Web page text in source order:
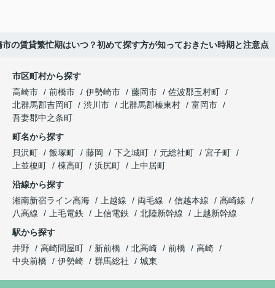
市の賃貸繁忙期はいつ？初めて探す方が知っておきたい時期と注意点
市区町村から探す
高崎市
前橋市 伊勢崎市 藤岡市
佐波郡玉村町
北群馬郡吉岡町
渋川市 北群馬郡榛東村
富岡市
吾妻郡中之条町
町名から探す
貝沢町
飯塚町 藤岡 下之城町 元総社町
宮子町
上並榎町
棟高町 浜尻町
上中居町
沿線から探す
湘南新宿ライン高海
上越線 両毛線 信越本線
高崎線
八高線
上毛電鉄 上信電鉄 北陸新幹線
上越新幹線
駅から探す
井野
高崎問屋町 新前橋 北高崎 前橋
高崎
中央前橋
伊勢崎 群馬総社 城東